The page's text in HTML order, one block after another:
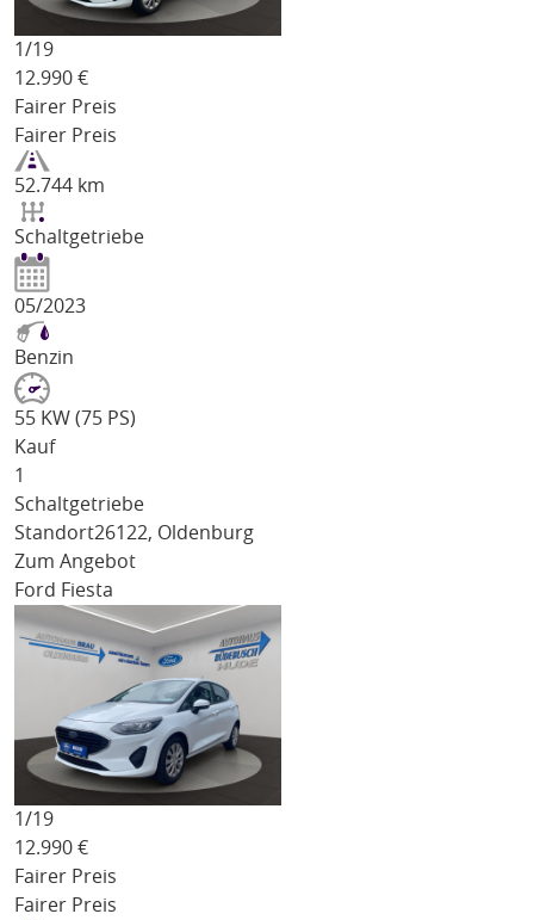
1/19
12.990 €
Fairer Preis
Fairer Preis
52.744 km
Schaltgetriebe
05/2023
Benzin
55 KW (75 PS)
Kauf
1
Schaltgetriebe
Standort26122, Oldenburg
Zum Angebot
Ford Fiesta
1/19
12.990 €
Fairer Preis
Fairer Preis